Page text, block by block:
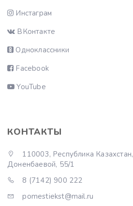
Инстаграм
ВКонтакте
Одноклассники
Facebook
YouTube
КОНТАКТЫ
110003, Республика
Доненбаевой, 55/1
8 (7142) 900 222
pomestiekst@mail.ru